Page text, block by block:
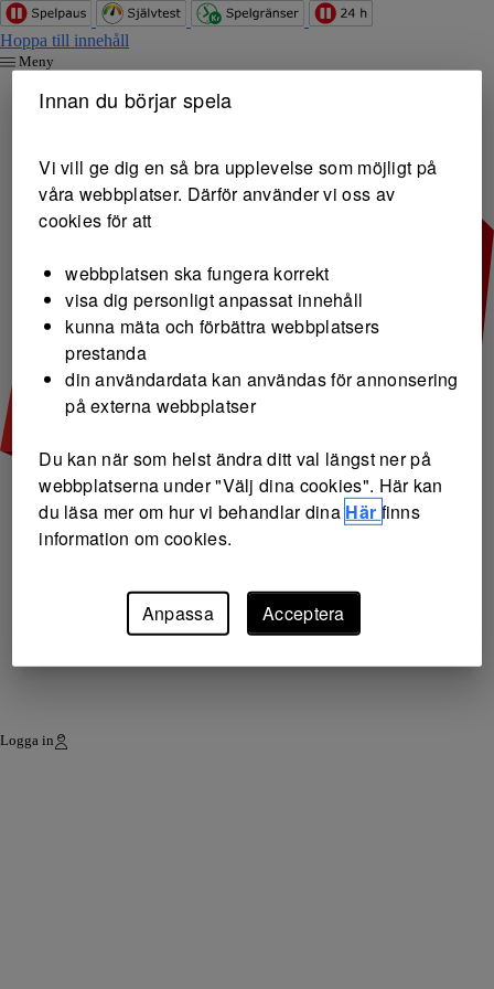
Hoppa till innehåll
Meny
Logga in
Innan du börjar spela
Vi vill ge dig en så bra upplevelse som möjligt på
våra webbplatser. Därför använder vi oss av
cookies för att
webbplatsen ska fungera korrekt
visa dig personligt anpassat innehåll
kunna mäta och förbättra webbplatsers
prestanda
din användardata kan användas för annonsering
på externa webbplatser
Du kan när som helst ändra ditt val längst ner på
webbplatserna under "Välj dina cookies". Här kan
du läsa mer om hur vi behandlar dina Här finns
information om cookies.
Anpassa Acceptera